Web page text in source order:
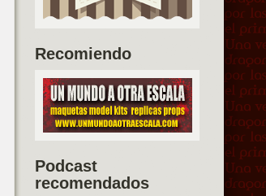
Recomiendo
Podcast
recomendados